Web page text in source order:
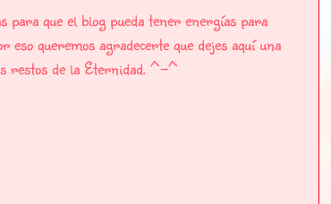
que el blog pueda tener energías para
queremos agradecerte que dejes aquí una
restos de la Eternidad. ^-^